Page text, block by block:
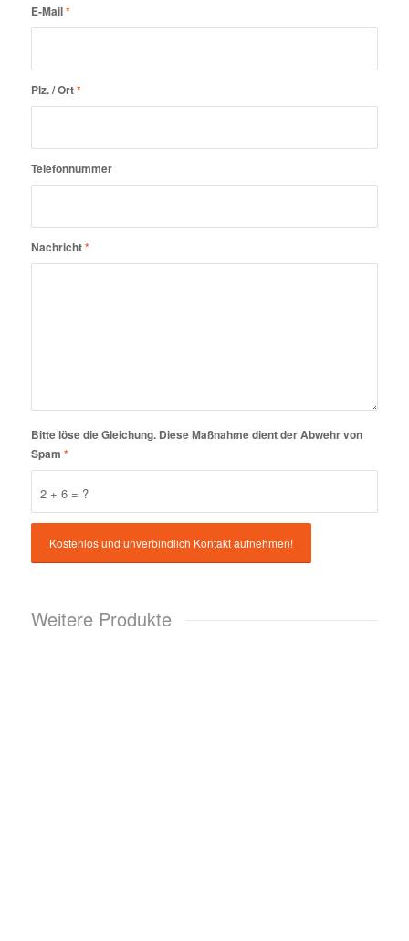
E-Mail*
Plz. / Ort*
Telefonnummer
Nachricht*
2 + 6 = ?
Bitte löse die Gleichung. Diese Maßnahme dient der Abwehr von
Spam *
Weitere Produkte